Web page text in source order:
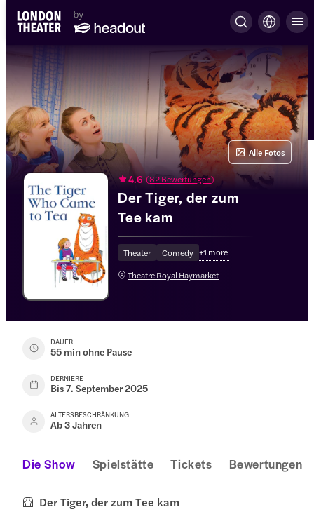
4.6 (82 Bewertungen)
Der Tiger, der zum
Tee kam
Theater Comedy +1 more
Theatre Royal Haymarket
Alle Fotos
DAUER
55 min ohne Pause
DERNIÈRE
Bis 7. September 2025
ALTERSBESCHRÄNKUNG
Ab 3 Jahren
Die Show Spielstätte Tickets Bewertungen
Der Tiger, der zum Tee kam